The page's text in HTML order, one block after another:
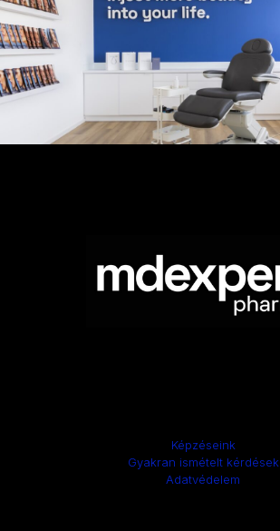
Képzéseink
Gyakran ismételt kérdések
Adatvédelem